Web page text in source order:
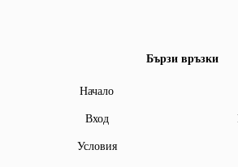
Бързи връзки
Начало
Вход
Условия